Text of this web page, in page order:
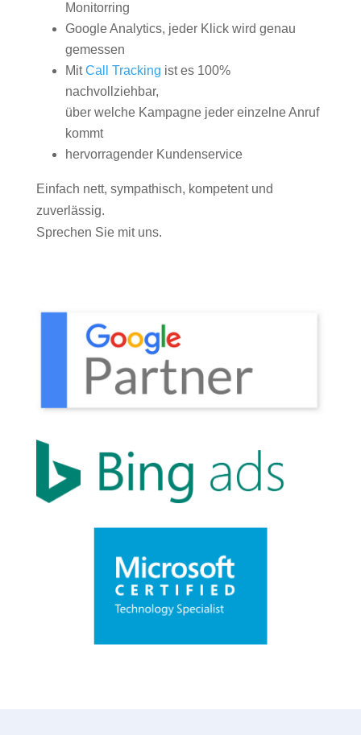
Monitorring
Google Analytics, jeder Klick wird genau
gemessen
MitCall Tracking ist es 100%
nachvollziehbar,
über welche Kampagne jeder einzelne Anruf
kommt
hervorragender Kundenservice
Einfach nett, sympathisch, kompetent und
zuverlässig.
Sprechen Sie mit uns.